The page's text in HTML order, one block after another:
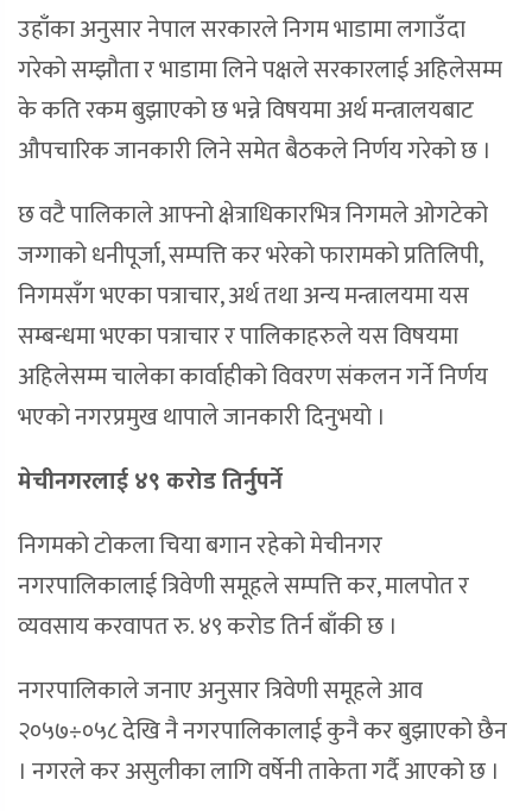
उहाँका अनुसार नेपाल सरकारले निगम भाडामा लगाउँदा
गरेको सम्झौता र भाडामा लिने पक्षले सरकारलाई अहिलेसम्म
के कति रकम बुझाएको छ भन्ने विषयमा अर्थ मन्त्रालयबाट
औपचारिक जानकारी लिने समेत बैठकले निर्णय गरेको छ ।
छ वटै पालिकाले आफ्नो क्षेत्राधिकारभित्र निगमले ओगटेको
जग्गाको धनीपूर्जा, सम्पत्ति कर भरेको फारामको प्रतिलिपी,
निगमसँग भएका पत्राचार, अर्थ तथा अन्य मन्त्रालयमा यस
सम्बन्धमा भएका पत्राचार र पालिकाहरुले यस विषयमा
अहिलेसम्म चालेका कार्वाहीको विवरण संकलन गर्ने निर्णय
भएको नगरप्रमुख थापाले जानकारी दिनुभयो ।
मेचीनगरलाई ४९ करोड तिर्नुपर्ने
निगमको टोकला चिया बगान रहेको मेचीनगर
नगरपालिकालाई त्रिवेणी समूहले सम्पत्ति कर, मालपोत र
व्यवसाय करवापत रु. ४९ करोड तिर्न बाँकी छ ।
नगरपालिकाले जनाए अनुसार त्रिवेणी समूहले आव
२०५७÷०५८ देखि नै नगरपालिकालाई कुनै कर बुझाएको छैन
। नगरले कर असुलीका लागि वर्षेनी ताकेता गर्दै आएको छ ।